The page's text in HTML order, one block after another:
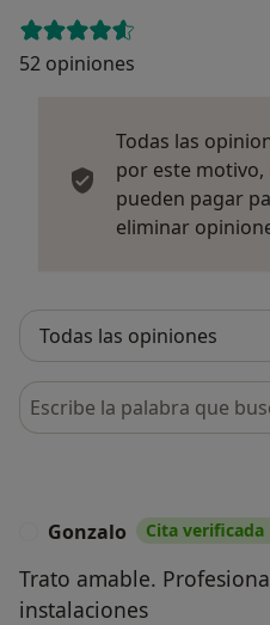
52 opiniones
Todas las
por este motivo,
pueden pagar
eliminar
Busca en opiniones
Gonzalo Cita verificada
Trato amable.
instalaciones